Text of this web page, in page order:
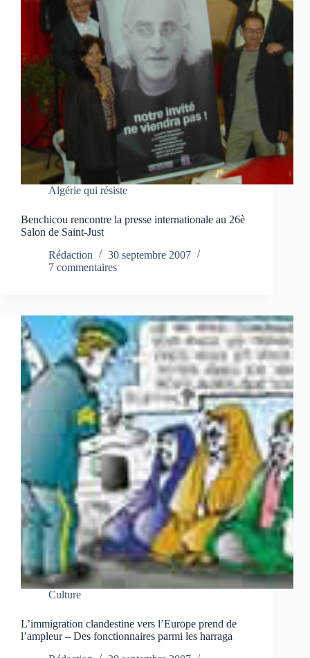
Algérie qui résiste
Benchicou rencontre la presse internationale au 26è
Salon de Saint-Just
Rédaction
30 septembre 2007
7 commentaires
Culture
L’immigration clandestine vers l’Europe prend de
l’ampleur – Des fonctionnaires parmi les harraga